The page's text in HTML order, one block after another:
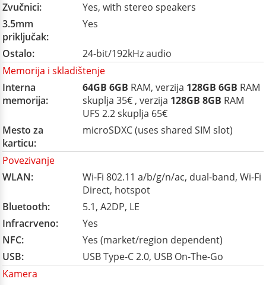
Zvučnici:
Yes, with stereo speakers
3.5mm
priključak:
Yes
Ostalo:
24-bit/192kHz audio
Memorija i skladištenje
Interna
memorija:
64GB 6GB RAM, verzija 128GB 6GB RAM
skuplja 35€ , verzija 128GB 8GB RAM
UFS 2.2 skuplja 65€
Mesto za
karticu:
microSDXC (uses shared SIM slot)
Povezivanje
WLAN:
Wi-Fi 802.11 a/b/g/n/ac, dual-band, Wi-Fi
Direct, hotspot
Bluetooth:
5.1, A2DP, LE
Infracrveno:
Yes
NFC:
Yes (market/region dependent)
USB:
USB Type-C 2.0, USB On-The-Go
Kamera